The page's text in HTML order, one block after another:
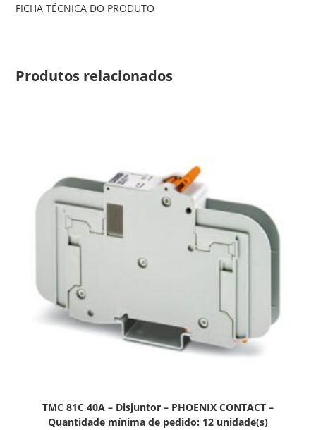
FICHA TÉCNICA DO PRODUTO
Produtos relacionados
TMC 81C 40A – Disjuntor – PHOENIX CONTACT –
Quantidade mínima de pedido: 12 unidade(s)